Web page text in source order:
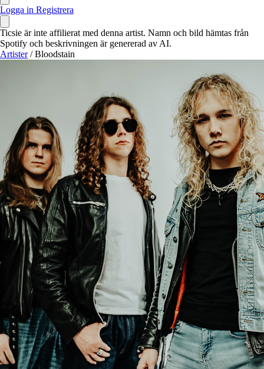
Logga in Registrera
Ticsie är inte affilierat med denna artist. Namn och bild hämtas från
Spotify och beskrivningen är genererad av AI.
Artister / Bloodstain